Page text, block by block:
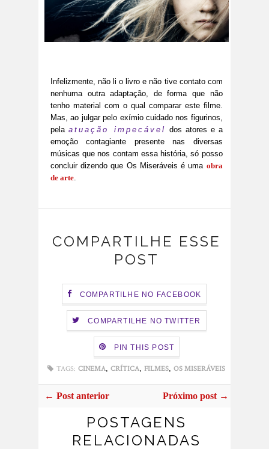
Infelizmente, não li o livro e não tive contato com
nenhuma outra adaptação, de forma que não
tenho material com o qual comparar este filme.
Mas, ao julgar pelo exímio cuidado nos figurinos,
pela atuação impecável dos atores e a
emoção contagiante presente nas diversas
músicas que nos contam essa história, só posso
concluir dizendo que Os Miseráveis é uma obra
de arte.
COMPARTILHE ESSE
POST
COMPARTILHE NO FACEBOOK
COMPARTILHE NO TWITTER
PIN THIS POST
TAGS: CINEMA,CRÍTICA,FILMES,OS MISERÁVEIS
← Post anterior Próximo post →
POSTAGENS
RELACIONADAS